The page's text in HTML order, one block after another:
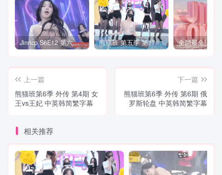
Jinricp S6E12 第六季 第12期 营救俘虏战 中英韩简繁字幕 熊猫班 第五季 第17期 最终职级赛&完结
上一篇
熊猫班第6季 外传 第4期 女
王vs王妃 中英韩简繁字幕
下一篇
熊猫班第6季 外传 第6期 俄
罗斯轮盘 中英韩简繁字幕
相关推荐